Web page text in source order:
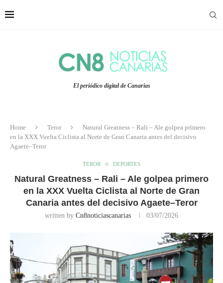
El periódico digital de Canarias
Home Teror
Natural Greatness – Rali – Ale golpea primero
en la XXX Vuelta Ciclista al Norte de Gran Canaria antes del decisivo
Agaete–Teror
TEROR DEPORTES
Natural Greatness – Rali – Ale golpea primero
en la XXX Vuelta Ciclista al Norte de Gran
Canaria antes del decisivo Agaete–Teror
written by Cn8noticiascanarias 03/07/2026